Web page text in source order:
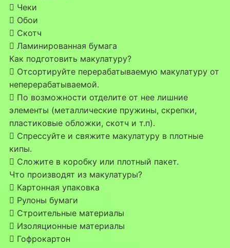
 Чеки
 Обои
 Скотч
 Ламинированная бумага
Как подготовить макулатуру?
 Отсортируйте перерабатываемую макулатуру от
неперерабатываемой.
 По возможности отделите от нее лишние
элементы (металлические пружины, скрепки,
пластиковые обложки, скотч и т.п).
 Спрессуйте и свяжите макулатуру в плотные
кипы.
 Сложите в коробку или плотный пакет.
Что производят из макулатуры?
 Картонная упаковка
 Рулоны бумаги
 Строительные материалы
 Изоляционные материалы
 Гофрокартон